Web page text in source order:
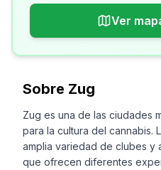
Ver
Sobre Zug
Zug es una de las ciudades
para la cultura del cannabis.
amplia variedad de clubes y
que ofrecen diferentes